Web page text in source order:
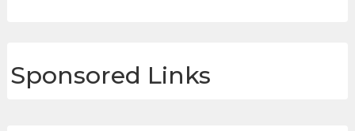
Sponsored Links